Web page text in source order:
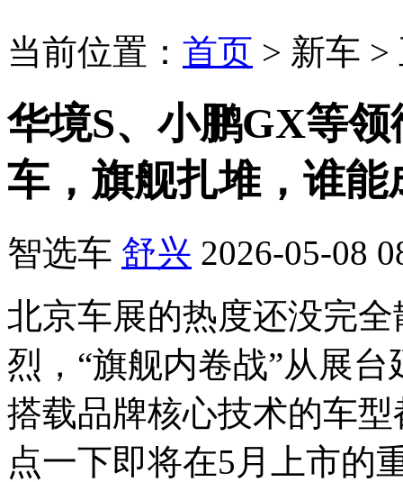
当前位置： 首页 > 新车 >
华境S、小鹏GX等
车，旗舰扎堆，谁能
智选车 舒兴 2026-05-08
北京车展的热度还没完
烈，“旗舰内卷战”从展
搭载品牌核心技术的车
点一下即将在5月上市的